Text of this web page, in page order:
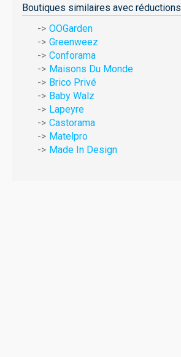
Boutiques similaires avec réductions
OOGarden
Greenweez
Conforama
Maisons Du Monde
Brico Privé
Baby Walz
Lapeyre
Castorama
Matelpro
Made In Design